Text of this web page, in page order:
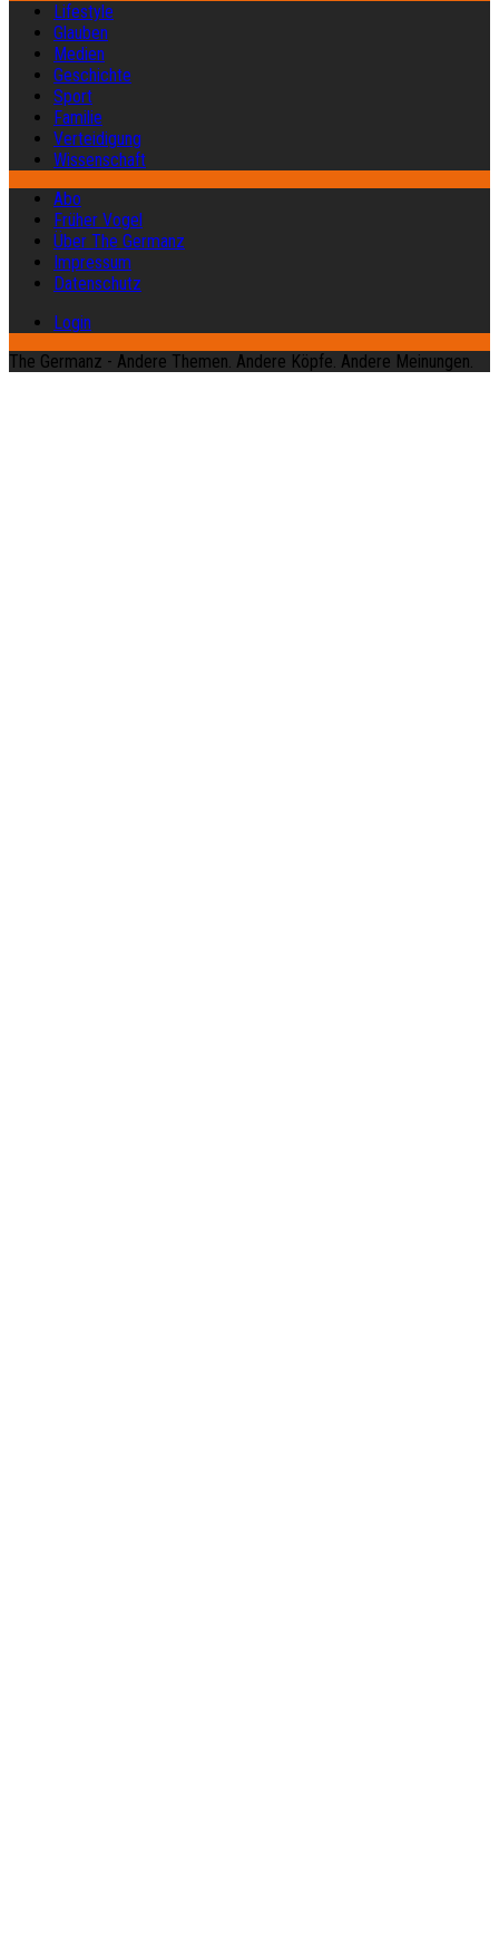
Lifestyle
Glauben
Medien
Geschichte
Sport
Familie
Verteidigung
Wissenschaft
Abo
Früher Vogel
Über The Germanz
Impressum
Datenschutz
Login
The Germanz - Andere Themen. Andere Köpfe. Andere Meinungen.